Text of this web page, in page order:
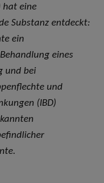
hat eine
Substanz entdeckt:
ein
eines
und bei
und
(IBD)